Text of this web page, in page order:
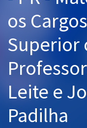
Graduação
OAB
Mentorias
Questões grátis
os
Superior
Leite e
Padilha